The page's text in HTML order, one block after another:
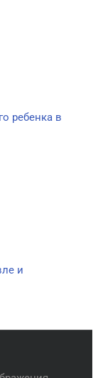
ребенка в
и